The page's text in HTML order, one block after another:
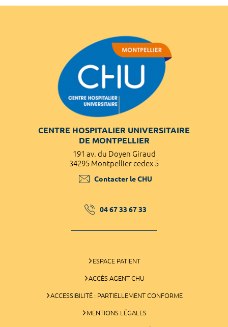
CENTRE HOSPITALIER UNIVERSITAIRE
DE MONTPELLIER
191 av. du Doyen Giraud
34295 Montpellier cedex 5
Contacter le CHU
04 67 33 67 33
ESPACE PATIENT
ACCÈS AGENT CHU
ACCESSIBILITÉ : PARTIELLEMENT CONFORME
MENTIONS LÉGALES